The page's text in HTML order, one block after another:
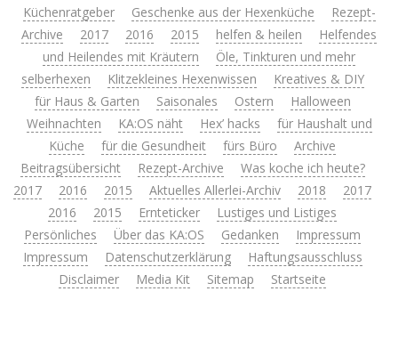
Küchenratgeber
Geschenke aus der Hexenküche
Rezept-
Archive
2017 2016 2015 helfen & heilen
Helfendes
und Heilendes mit Kräutern
Öle, Tinkturen und mehr
selberhexen
Klitzekleines Hexenwissen
Kreatives & DIY
für Haus & Garten
Saisonales Ostern
Halloween
Weihnachten
KA:OS näht Hex’ hacks
für Haushalt und
Küche
für die Gesundheit fürs Büro
Archive
Beitragsübersicht
Rezept-Archive
Was koche ich heute?
2017
2016 2015 Aktuelles Allerlei-Archiv 2018
2017
2016
2015 Ernteticker
Lustiges und Listiges
Persönliches
Über das KA:OS Gedanken
Impressum
Impressum
Datenschutzerklärung
Haftungsausschluss
Disclaimer
Media Kit Sitemap Startseite